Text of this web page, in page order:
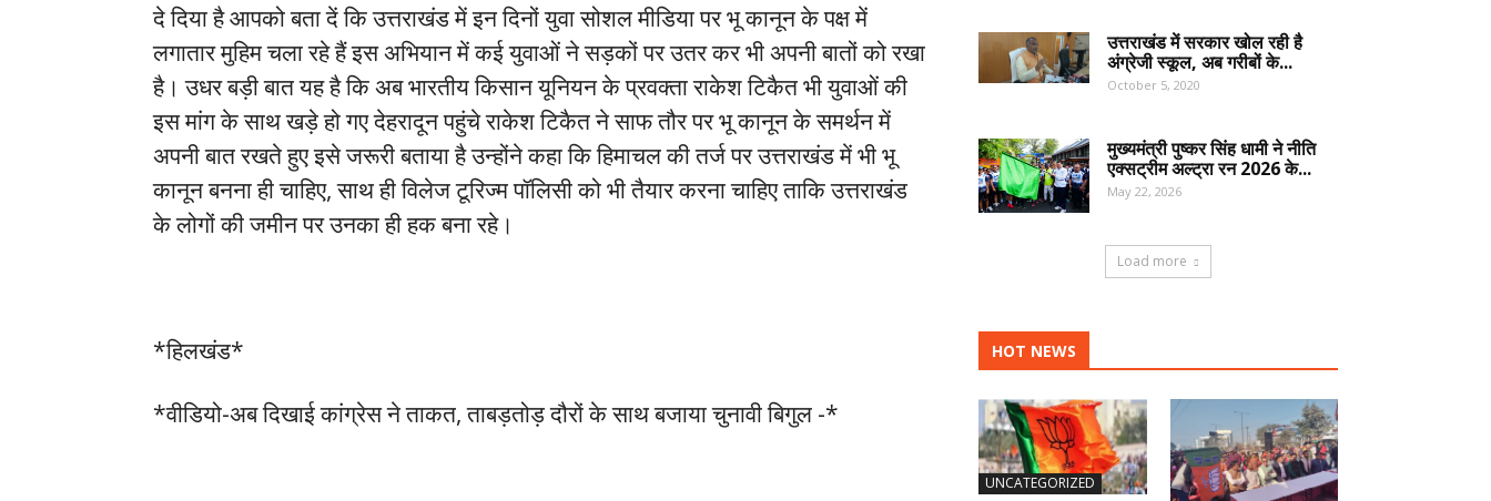
दे दिया है आपको बता दें कि उत्तराखंड में इन दिनों युवा सोशल मीडिया पर भू कानून के पक्ष में
लगातार मुहिम चला रहे हैं इस अभियान में कई युवाओं ने सड़कों पर उतर कर भी अपनी बातों को रखा
है। उधर बड़ी बात यह है कि अब भारतीय किसान यूनियन के प्रवक्ता राकेश टिकैत भी युवाओं की
इस मांग के साथ खड़े हो गए देहरादून पहुंचे राकेश टिकैत ने साफ तौर पर भू कानून के समर्थन में
अपनी बात रखते हुए इसे जरूरी बताया है उन्होंने कहा कि हिमाचल की तर्ज पर उत्तराखंड में भी भू
कानून बनना ही चाहिए, साथ ही विलेज टूरिज्म पॉलिसी को भी तैयार करना चाहिए ताकि उत्तराखंड
के लोगों की जमीन पर उनका ही हक बना रहे।
*हिलखंड*
*वीडियो-अब दिखाई कांग्रेस ने ताकत, ताबड़तोड़ दौरों के साथ बजाया चुनावी बिगुल -*
उत्तराखंड में सरकार खोल रही है
अंग्रेजी स्कूल, अब गरीबों के...
October 5, 2020
मुख्यमंत्री पुष्कर सिंह धामी ने नीति
एक्सट्रीम अल्ट्रा रन 2026 के...
May 22, 2026
Load more
HOT NEWS
UNCATEGORIZED